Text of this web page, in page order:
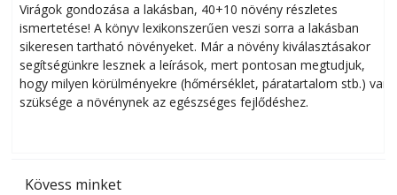
Virágok gondozása a lakásban, 40+10 növény részletes
ismertetése! A könyv lexikonszerűen veszi sorra a lakásban
sikeresen tart­ha­tó növényeket. Már a növény kiválasztásakor
segítségünkre lesznek a leírások, mert pontosan megtudjuk,
hogy milyen körülményekre (hőmérséklet, páratartalom stb.) van
szüksége a növénynek az egészséges fejlődéshez.
Kövess minket